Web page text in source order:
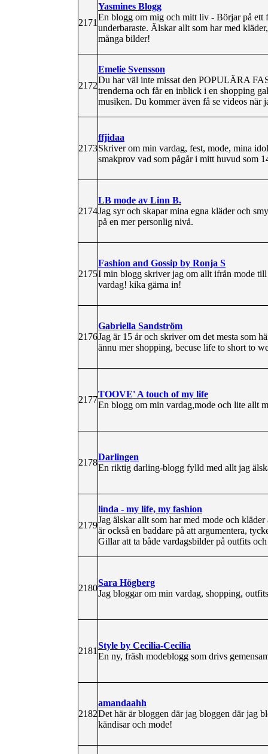
2171
Yasmines Blogg
En blogg om mig och mitt liv - Börjar på ett
underbaraste. Älskar allt som har med
många bilder!
2172
Emelie Svensson
Du har väl inte missat den POPULÄRA
trenderna och får en inblick i en shopping
musiken. Du kommer även få se videos när
2173
ffjidaa
Skriver om min vardag, fest, mode, mina
smakprov vad som pågår i mitt huvud som
2174
LB mode av Linn B.
Jag syr och skapar mina egna kläder och
på en mer personlig nivå.
2175
Fashion and Gossip by Ronja S
I min blogg skriver jag om allt ifrån mode
vardag! kika gärna in!
2176
Gabriella Sandström
Jag är 15 år och skriver om det mesta som
ännu mer shopping, becuse life to short to
2177
TOOVE' A touch of my life
En blogg om min vardag,mode och lite allt
2178
Darlingen
En riktig darling-blogg fylld med allt jag
2179
linda - my life, my fashion
Jag älskar allt som har med mode och
är också en baddare på att argumentera,
Gillar att ta både vardagsbilder på outfits
2180
Sara Högberg
Jag bloggar om min vardag, shopping,
2181
Style by Cecilia-Cecilia
En ny, fräsh modeblogg som drivs
2182
amandaahh
Det här är bloggen där jag bloggen där jag
kändisar och mode!